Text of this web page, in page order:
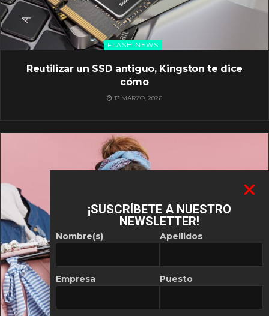
FLASH NEWS
Reutilizar un SSD antiguo, Kingston te dice
cómo
13 MARZO, 2026
¡SUSCRÍBETE A NUESTRO
NEWSLETTER!
Nombre(s)
Empresa
Apellidos
Puesto